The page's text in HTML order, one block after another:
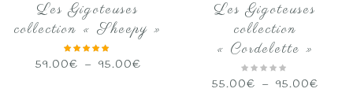
Les Gigoteuses
collection « Sheepy »
59.00€ – 95.00€Plage
Les Gigoteuses
collection
« Cordelette »
55.00€ – 95.00€